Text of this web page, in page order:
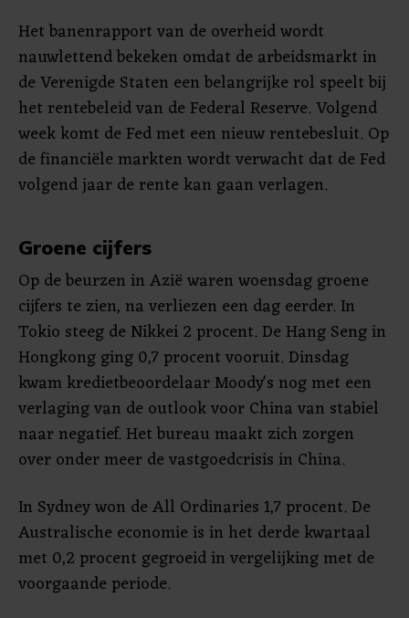
Het banenrapport van de overheid wordt
nauwlettend bekeken omdat de arbeidsmarkt in
de Verenigde Staten een belangrijke rol speelt bij
het rentebeleid van de Federal Reserve. Volgend
week komt de Fed met een nieuw rentebesluit. Op
de financiële markten wordt verwacht dat de Fed
volgend jaar de rente kan gaan verlagen.
Groene cijfers
Op de beurzen in Azië waren woensdag groene
cijfers te zien, na verliezen een dag eerder. In
Tokio steeg de Nikkei 2 procent. De Hang Seng in
Hongkong ging 0,7 procent vooruit. Dinsdag
kwam kredietbeoordelaar Moody's nog met een
verlaging van de outlook voor China van stabiel
naar negatief. Het bureau maakt zich zorgen
over onder meer de vastgoedcrisis in China.
In Sydney won de All Ordinaries 1,7 procent. De
Australische economie is in het derde kwartaal
met 0,2 procent gegroeid in vergelijking met de
voorgaande periode.